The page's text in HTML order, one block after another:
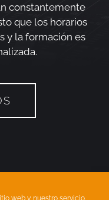
web y nuestro servicio.
constantemente
que los horarios
y la formación es